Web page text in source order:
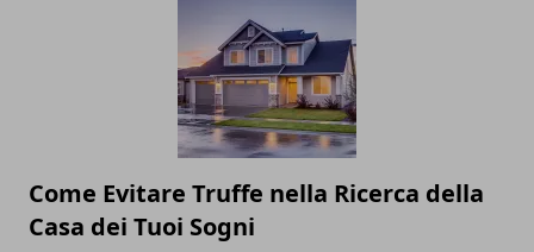
Come Evitare Truffe nella Ricerca della
Casa dei Tuoi Sogni